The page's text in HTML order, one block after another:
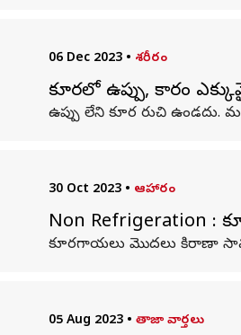
06 Dec 2023 • శరీరం
కూరలో ఉప్పు, కారం
ఉప్పు లేని కూర రుచి
30 Oct 2023 • ఆహారం
Non Refrigeration
కూరగాయలు మొదలు కిరాణా
05 Aug 2023 • తాజా వార్తలు